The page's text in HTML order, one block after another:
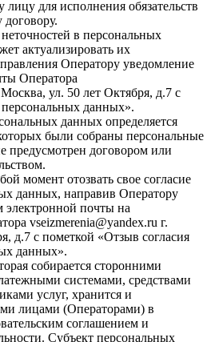
лицу для исполнения обязательств
в персональных
актуализировать их
Оператору уведомление
Оператора
ул. 50 лет Октября, д.7 с
данных».
данных определяется
были собраны персональные
предусмотрен договором или
момент отозвать свое согласие
данных, направив Оператору
электронной почты на
vseizmerenia@yandex.ru г.
д.7 с пометкой «Отзыв согласия
данных».
собирается сторонними
системами, средствами
услуг, хранится и
лицами (Операторами) в
соглашением и
Субъект персональных